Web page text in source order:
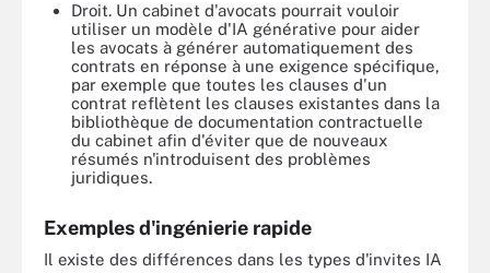
Droit. Un cabinet d'avocats pourrait vouloir
utiliser un modèle d'IA générative pour aider
les avocats à générer automatiquement des
contrats en réponse à une exigence spécifique,
par exemple que toutes les clauses d'un
contrat reflètent les clauses existantes dans la
bibliothèque de documentation contractuelle
du cabinet afin d'éviter que de nouveaux
résumés n'introduisent des problèmes
juridiques.
Exemples d'ingénierie rapide
Il existe des différences dans les types d'invites IA